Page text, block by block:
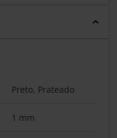
Preto, Prateado
1 mm